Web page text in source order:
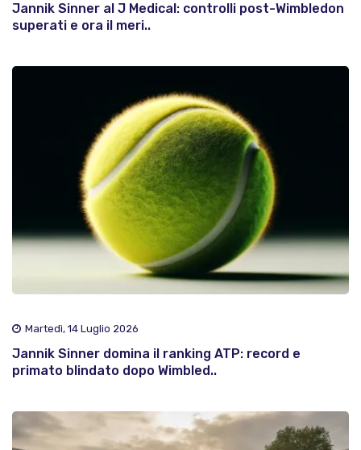
Jannik Sinner al J Medical: controlli post-Wimbledon
superati e ora il meri..
Martedì, 14 Luglio 2026
Jannik Sinner domina il ranking ATP: record e
primato blindato dopo Wimbled..